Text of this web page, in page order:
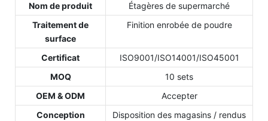
Nom de produit
Étagères de supermarché
Traitement de
surface
Finition enrobée de poudre
Certificat
ISO9001/ISO14001/ISO45001
MOQ
10 sets
OEM & ODM
Accepter
Conception
Disposition des magasins / rendus